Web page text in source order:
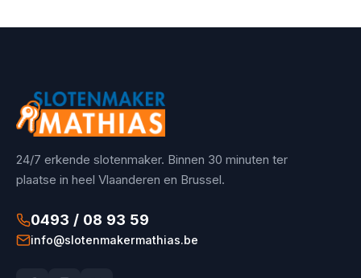
24/7 erkende slotenmaker. Binnen 30 minuten ter
plaatse in heel Vlaanderen en Brussel.
0493 / 08 93 59
info@slotenmakermathias.be